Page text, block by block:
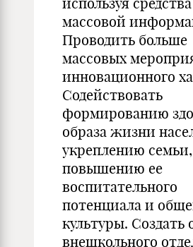
массовой
Проводить больше
массовых
инновационного
Содействовать
формированию
образа жизни
укреплению семьи,
повышению ее
воспитательного
потенциала и
культуры. Создать
внешкольного